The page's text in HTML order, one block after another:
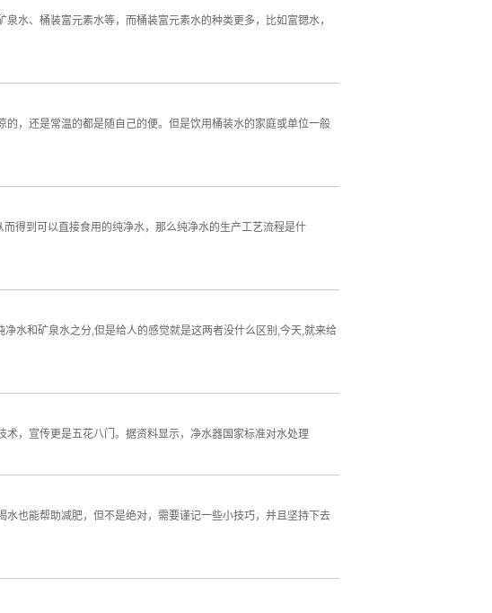
水、桶装富元素水等，而桶装富元素水的种类更多，比如富锶水，
，还是常温的都是随自己的便。但是饮用桶装水的家庭或单位一般
得到可以直接食用的纯净水，那么纯净水的生产工艺流程是什
水和矿泉水之分,但是给人的感觉就是这两者没什么区别,今天,就来给
，宣传更是五花八门。据资料显示，净水器国家标准对水处理
也能帮助减肥，但不是绝对，需要谨记一些小技巧，并且坚持下去